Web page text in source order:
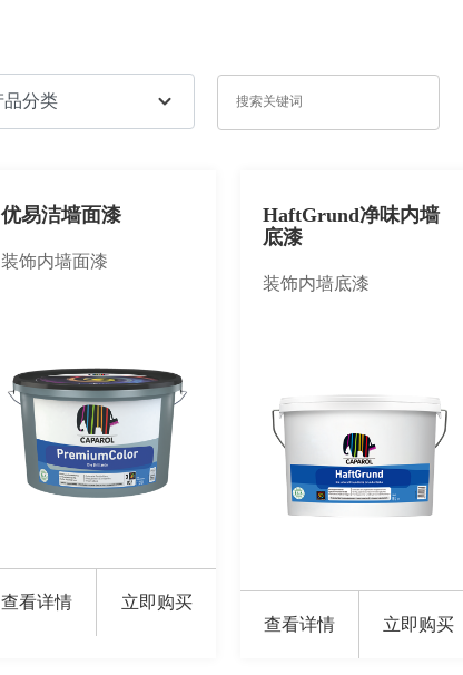
优易洁墙面漆
装饰内墙面漆
查看详情 立即购买
HaftGrund净味内墙
底漆
装饰内墙底漆
查看详情 立即购买